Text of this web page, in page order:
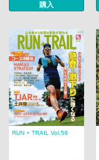
購入
RUN + TRAIL Vol.56